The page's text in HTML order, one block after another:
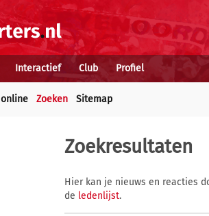
Interactief Club Profiel
Zoeken Sitemap
Zoekresultaten
Hier kan je nieuws en reacties
de ledenlijst.